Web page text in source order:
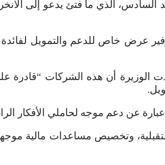
السادس، الذي ما فتئ يدعو إلى
عرض خاص للدعم والتمويل
الوزيرة أن هذه الشركات “قادرة
عبارة عن دعم موجه لحاملي الأفكار
وتخصيص مساعدات مالية